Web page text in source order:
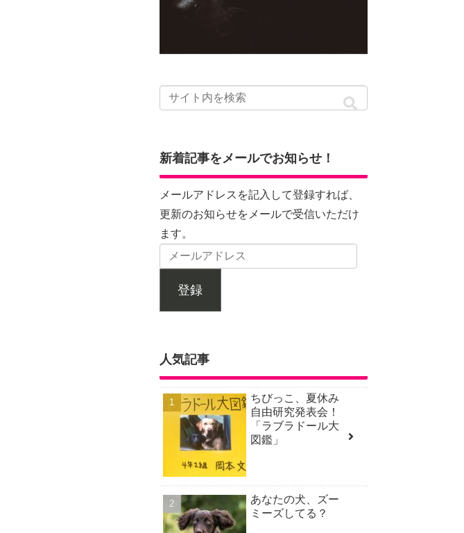
新着記事をメールでお知らせ！
メールアドレスを記入して登録すれば、
更新のお知らせをメールで受信いただけ
ます。
登録
人気記事
ちびっこ、夏休み
自由研究発表会！
「ラブラドール大
図鑑」
あなたの犬、ズー
ミーズしてる？